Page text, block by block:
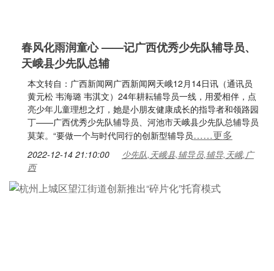
春风化雨润童心 ——记广西优秀少先队辅导员、
天峨县少先队总辅
本文转自：广西新闻网广西新闻网天峨12月14日讯（通讯员
黄元松 韦海璐 韦淇文）24年耕耘辅导员一线，用爱相伴，点
亮少年儿童理想之灯，她是小朋友健康成长的指导者和领路园
丁——广西优秀少先队辅导员、河池市天峨县少先队总辅导员
莫茉。“要做一个与时代同行的创新型辅导员……更多
2022-12-14 21:10:00
少先队,天峨县,辅导员,辅导,天峨,广
西